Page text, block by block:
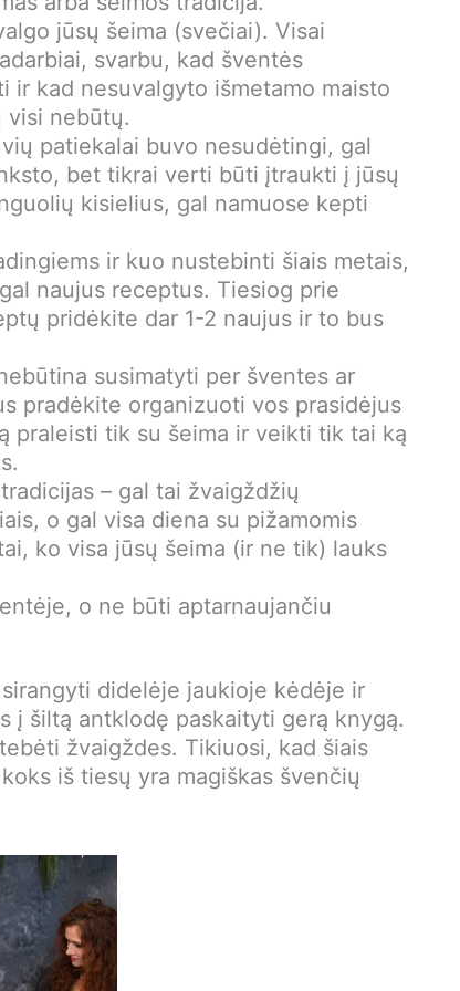
jūsų šeima (svečiai). Visai
svarbu, kad šventės
ir kad nesuvalgyto išmetamo maisto
visi nebūtų.
patiekalai buvo nesudėtingi, gal
bet tikrai verti būti įtraukti į jūsų
kisielius, gal namuose kepti
ir kuo nustebinti šiais metais,
naujus receptus. Tiesiog prie
pridėkite dar 1-2 naujus ir to bus
susimatyti per šventes ar
pradėkite organizuoti vos prasidėjus
praleisti tik su šeima ir veikti tik tai ką
– gal tai žvaigždžių
o gal visa diena su pižamomis
ko visa jūsų šeima (ir ne tik) lauks
o ne būti aptarnaujančiu
didelėje jaukioje kėdėje ir
į šiltą antklodę paskaityti gerą knygą.
žvaigždes. Tikiuosi, kad šiais
iš tiesų yra magiškas švenčių